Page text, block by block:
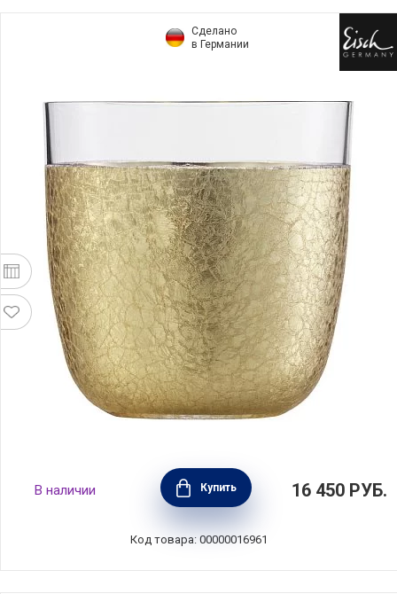
Сделано
в Германии
Набор из 2-х бокалов для виски Gold Rush
390 мл, хрусталь, цвет золото, Eisch,
Германия, 74310415
В наличии Купить 16 450 РУБ.
Код товара: 00000016961